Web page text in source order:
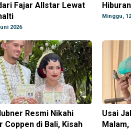
Fajar Allstar Lewat
2026
Minggu,
Resmi Nikahi
Coppen di Bali, Kisah
Usai